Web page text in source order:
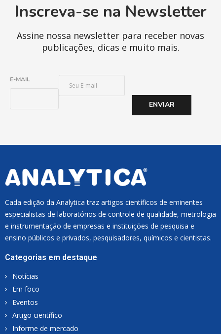
Inscreva-se na Newsletter
Assine nossa newsletter para receber novas
publicações, dicas e muito mais.
E-MAIL
ENVIAR
Cada edição da Analytica traz artigos científicos de eminentes
especialistas de laboratórios de controle de qualidade, metrologia
e instrumentação de empresas e instituições de pesquisa e
ensino públicos e privados, pesquisadores, químicos e cientistas.
Categorias em destaque
Notícias
Em foco
Eventos
Artigo científico
Informe de mercado